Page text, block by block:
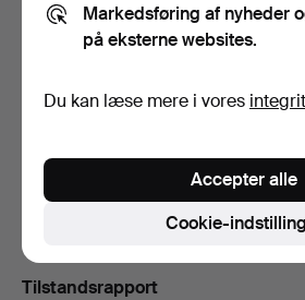
Vis alle 50 bud
Beskrivelse
Sølvfrimærker Honoré Villette,
ca. 439 g. Længde 72 cm. I
Tilstandsrapport
Markedsføring af nyheder
på eksterne websites.
Du kan læse mere i vores
Cookie-
Accepter alle